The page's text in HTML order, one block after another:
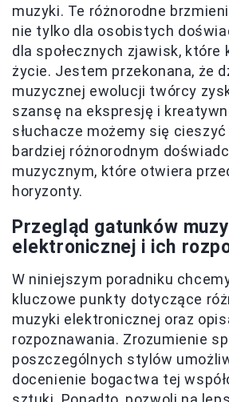
muzyki. Te różnorodne
nie tylko dla osobistych
dla społecznych zjawisk, które
życie. Jestem przekonana, że
muzycznej ewolucji twórcy
szansę na ekspresję i
słuchacze możemy się
bardziej różnorodnym
muzycznym, które otwiera
horyzonty.
Przegląd gatunków
elektronicznej i ich
W niniejszym poradniku
kluczowe punkty dotyczące
muzyki elektronicznej oraz
rozpoznawania. Zrozumienie
poszczególnych stylów
docenienie bogactwa tej